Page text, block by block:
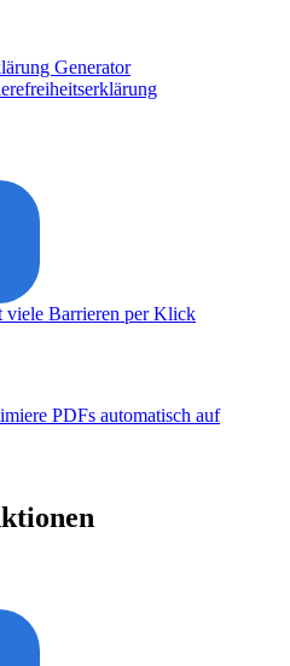
Generator
viele Barrieren per Klick
PDFs automatisch auf